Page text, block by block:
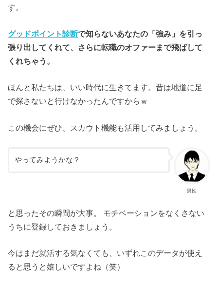
す。
グッドポイント診断で知らないあなたの「強み」を引っ
張り出してくれて、さらに転職のオファーまで飛ばして
くれちゃう。
ほんと私たちは、いい時代に生きてます。昔は地道に足
で探さないと行けなかったんですからｗ
この機会にぜひ、スカウト機能も活用してみましょう。
男性
やってみようかな？
と思ったその瞬間が大事。 モチベーションをなくさない
うちに登録しておきましょう。
今はまだ就活する気なくても、いずれこのデータが使え
ると思うと嬉しいですよね（笑）